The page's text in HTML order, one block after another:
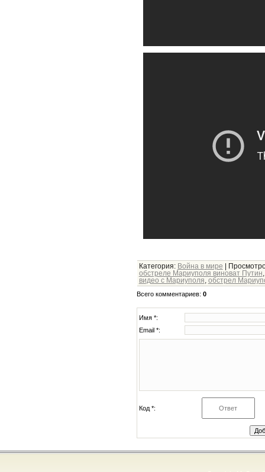
Категория: Война в мире
обстреле Мариуполя виноват Путин
видео с Мариуполя обстрел
Всего комментариев: 0
Имя *:
Email *:
Код *: